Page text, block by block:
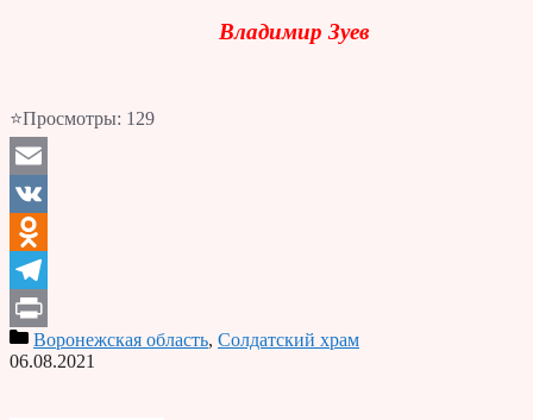
Владимир Зуев
⭐Просмотры: 129
Email
VK
Odnoklassniki
Telegram
PrintВоронежская область, Солдатский храм
06.08.2021